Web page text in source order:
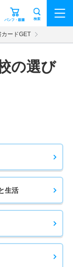
パンフ・願書 検索
ードGET
の選び
生活